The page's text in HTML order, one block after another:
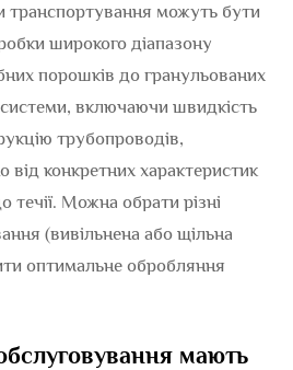
транспортування можуть бути
широкого діапазону
порошків до гранульованих
включаючи швидкість
трубопроводів,
конкретних характеристик
течії. Можна обрати різні
(вивільнена або щільна
оптимальне обробляння
мають